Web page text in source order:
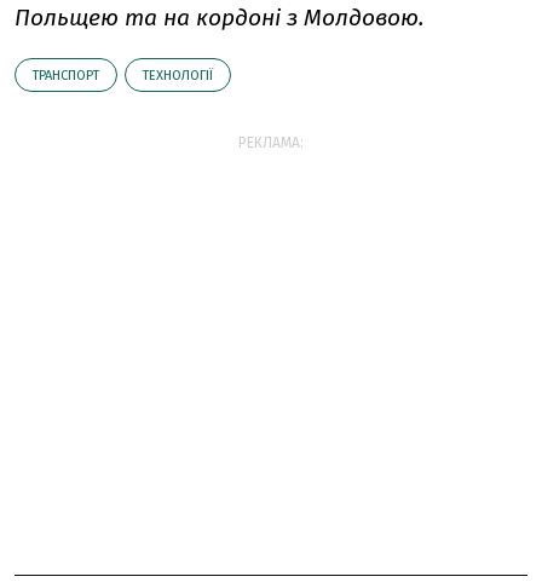
Польщею та на кордоні з Молдовою.
ТРАНСПОРТ ТЕХНОЛОГІЇ
РЕКЛАМА: